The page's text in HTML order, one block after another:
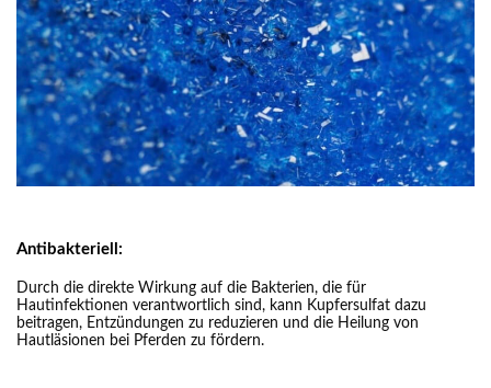
Antibakteriell:
Durch die direkte Wirkung auf die Bakterien, die für
Hautinfektionen verantwortlich sind, kann Kupfersulfat dazu
beitragen, Entzündungen zu reduzieren und die Heilung von
Hautläsionen bei Pferden zu fördern.